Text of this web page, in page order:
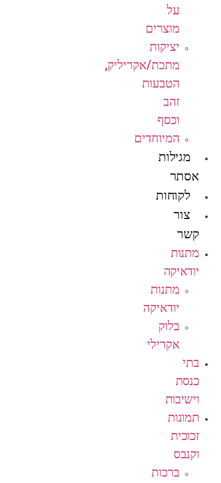
על
מוצרים
יציקות
מתכת/אקריליק,
הטבעות
זהב
וכסף
המיוחדים
מגילות
אסתר
לקוחות
צור
קשר
מתנות
יודאיקה
מתנות
יודאיקה
בלוק
אקרילי
בתי
כנסת
וישיבות
תמונות
זכוכית
וקנבס
ברכות